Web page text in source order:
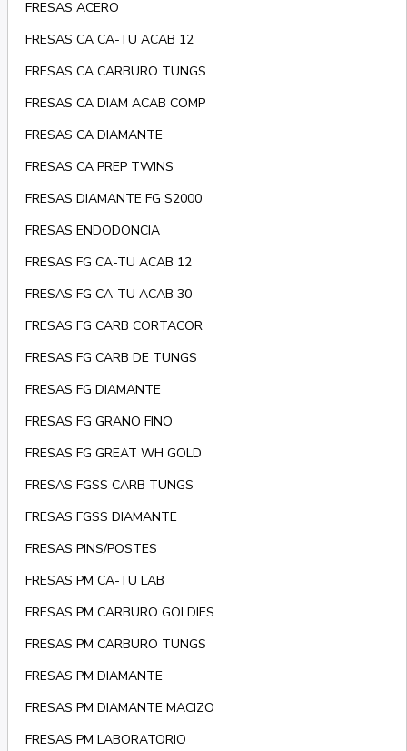
FRESAS ACERO
FRESAS CA CA-TU ACAB 12
FRESAS CA CARBURO TUNGS
FRESAS CA DIAM ACAB COMP
FRESAS CA DIAMANTE
FRESAS CA PREP TWINS
FRESAS DIAMANTE FG S2000
FRESAS ENDODONCIA
FRESAS FG CA-TU ACAB 12
FRESAS FG CA-TU ACAB 30
FRESAS FG CARB CORTACOR
FRESAS FG CARB DE TUNGS
FRESAS FG DIAMANTE
FRESAS FG GRANO FINO
FRESAS FG GREAT WH GOLD
FRESAS FGSS CARB TUNGS
FRESAS FGSS DIAMANTE
FRESAS PINS/POSTES
FRESAS PM CA-TU LAB
FRESAS PM CARBURO GOLDIES
FRESAS PM CARBURO TUNGS
FRESAS PM DIAMANTE
FRESAS PM DIAMANTE MACIZO
FRESAS PM LABORATORIO